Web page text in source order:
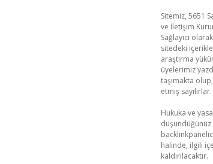
Sitemiz, 5651
ve İletişim
Sağlayıcı
sitedeki
araştırma
üyelerimiz
taşımakta
etmiş sayılırlar.
Hukuka ve
halinde, ilgili
kaldırılacaktır.